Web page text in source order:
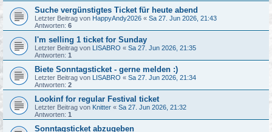
Suche vergünstigtes Ticket für heute abend
Letzter Beitrag von HappyAndy2026 « Sa 27. Jun 2026, 21:43
Antworten: 6
I'm selling 1 ticket for Sunday
Letzter Beitrag von LISABRO « Sa 27. Jun 2026, 21:35
Antworten: 1
Biete Sonntagsticket - gerne melden :)
Letzter Beitrag von LISABRO « Sa 27. Jun 2026, 21:34
Antworten: 2
Lookinf for regular Festival ticket
Letzter Beitrag von Knitter « Sa 27. Jun 2026, 21:32
Antworten: 1
Sonntagsticket abzugeben